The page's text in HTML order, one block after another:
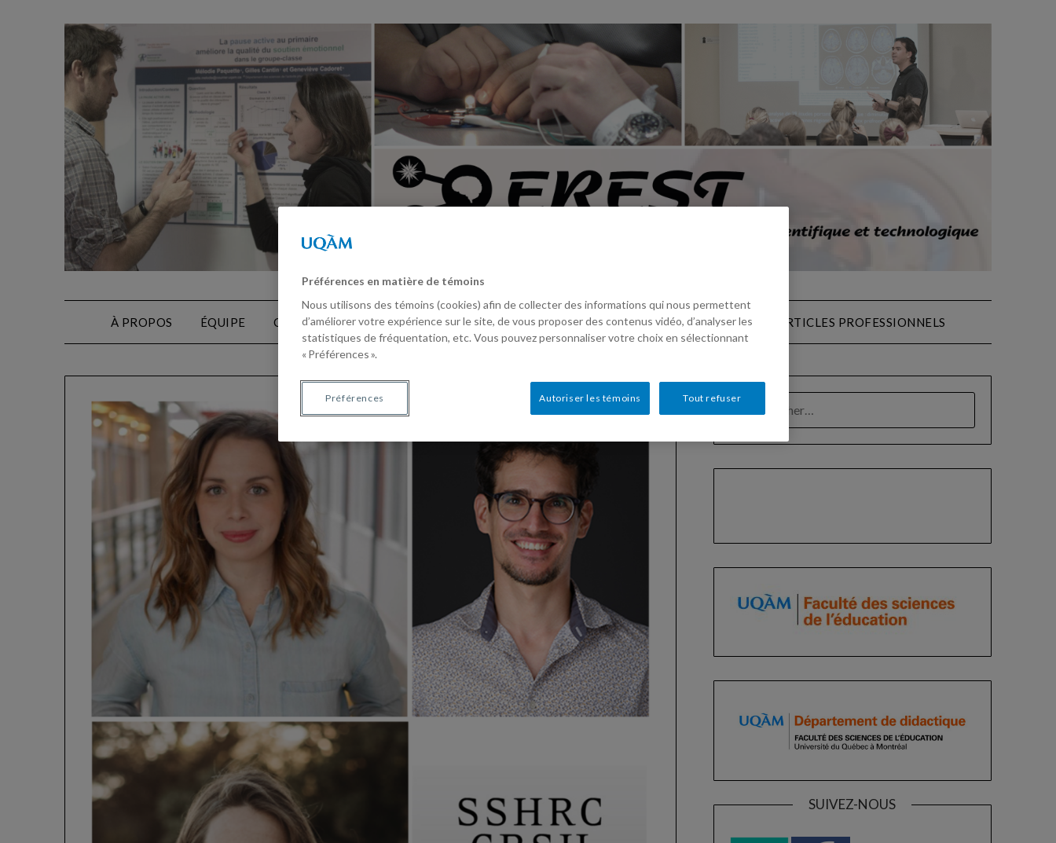
À PROPOS ÉQUIPE CONTACT ARTICLES SCIENTIFIQUES LIVRES MÉMOIRES THÈSES ARTICLES PROFESSIONNELS
SUIVEZ-NOUS
Préférences en matière de témoins
Nous utilisons des témoins (cookies) afin de collecter des informations qui nous permettent
d’améliorer votre expérience sur le site, de vous proposer des contenus vidéo, d’analyser les
statistiques de fréquentation, etc. Vous pouvez personnaliser votre choix en sélectionnant
« Préférences ».
Tout refuser
Autoriser les témoins
Préférences